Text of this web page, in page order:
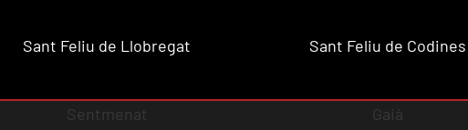
Sant Feliu de Llobregat Sant Feliu de Codines
Sentmenat Gaià